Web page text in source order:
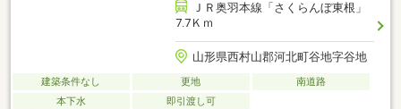
ＪＲ奥羽本線「さくらんぼ東根」
7.7Ｋｍ
山形県西村山郡河北町谷地字谷地
建築条件なし 更地
南道路
本下水
即引渡し可